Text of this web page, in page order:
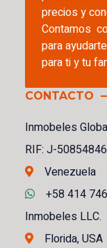
precios y
Contamos
para
para ti y tu
CONTACTO
Inmobeles
RIF: J-
Venezuela
+58 414
Inmobeles LLC.
Florida, USA